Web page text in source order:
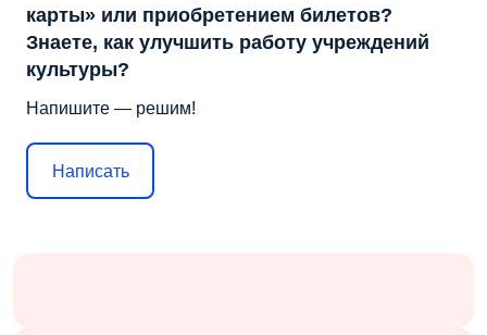
карты» или приобретением билетов?
Знаете, как улучшить работу учреждений
культуры?
Напишите — решим!
Написать